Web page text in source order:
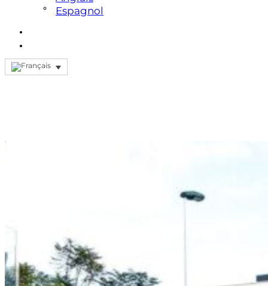
Espagnol